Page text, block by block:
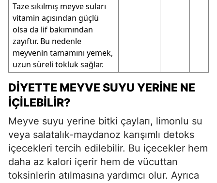
Taze sıkılmış meyve suları
vitamin açısından güçlü
olsa da lif bakımından
zayıftır. Bu nedenle
meyvenin tamamını yemek,
uzun süreli tokluk sağlar.
DIYETTE MEYVE SUYU YERINE NE
İÇILEBILIR?
Meyve suyu yerine bitki çayları, limonlu su
veya salatalık-maydanoz karışımlı detoks
içecekleri tercih edilebilir. Bu içecekler hem
daha az kalori içerir hem de vücuttan
toksinlerin atılmasına yardımcı olur. Ayrıca